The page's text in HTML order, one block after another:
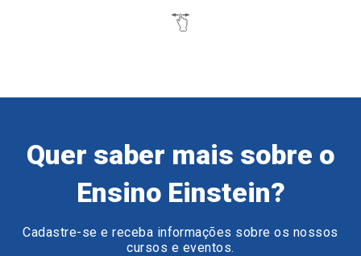
Quer saber mais sobre o
Ensino Einstein?
Cadastre-se e receba informações sobre os nossos
cursos e eventos.